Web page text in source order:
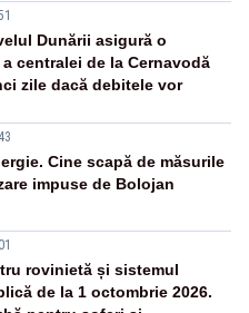
Dunării asigură o
centralei de la Cernavodă
zile dacă debitele vor
Cine scapă de măsurile
impuse de Bolojan
rovinietă și sistemul
de la 1 octombrie 2026.